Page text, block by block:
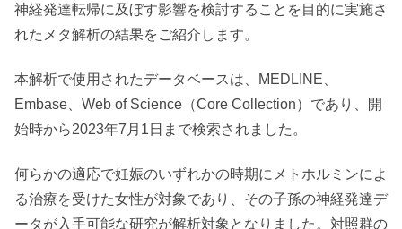
神経発達転帰に及ぼす影響を検討することを目的に実施さ
れたメタ解析の結果をご紹介します。
本解析で使用されたデータベースは、MEDLINE、
Embase、Web of Science（Core Collection）であり、開
始時から2023年7月1日まで検索されました。
何らかの適応で妊娠のいずれかの時期にメトホルミンによ
る治療を受けた女性が対象であり、その子孫の神経発達デ
ータが入手可能な研究が解析対象となりました。対照群の